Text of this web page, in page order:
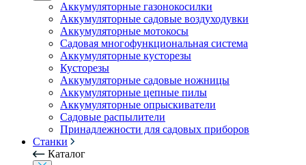
Аккумуляторные газонокосилки
Аккумуляторные садовые воздуходувки
Аккумуляторные мотокосы
Садовая многофункциональная система
Аккумуляторные кусторезы
Кусторезы
Аккумуляторные садовые ножницы
Аккумуляторные цепные пилы
Аккумуляторные опрыскиватели
Садовые распылители
Принадлежности для садовых приборов
Станки
Каталог